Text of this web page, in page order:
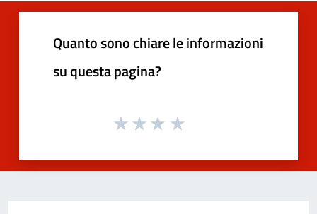
Quanto sono chiare le informazioni
su questa pagina?